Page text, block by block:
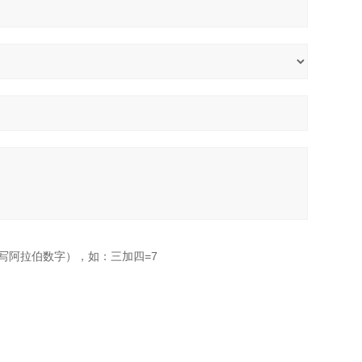
阿拉伯数字），如：三加四=7